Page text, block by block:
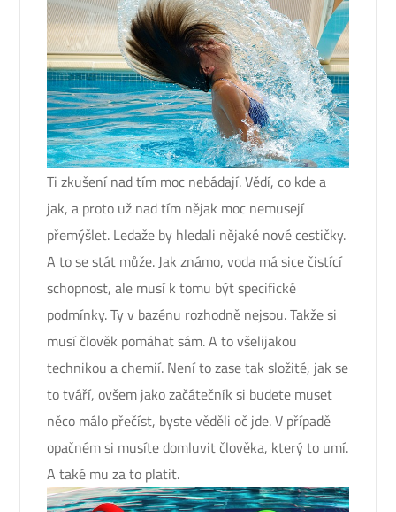
Ti zkušení nad tím moc nebádají. Vědí, co kde a
jak, a proto už nad tím nějak moc nemusejí
přemýšlet. Ledaže by hledali nějaké nové cestičky.
A to se stát může. Jak známo, voda má sice čistící
schopnost, ale musí k tomu být specifické
podmínky. Ty v bazénu rozhodně nejsou. Takže si
musí člověk pomáhat sám. A to všelijakou
technikou a chemií. Není to zase tak složité, jak se
to tváří, ovšem jako začátečník si budete muset
něco málo přečíst, byste věděli oč jde. V případě
opačném si musíte domluvit člověka, který to umí.
A také mu za to platit.